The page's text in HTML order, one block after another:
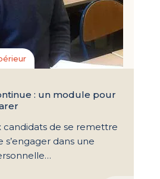
: un module pour
candidats de se remettre
s’engager dans une